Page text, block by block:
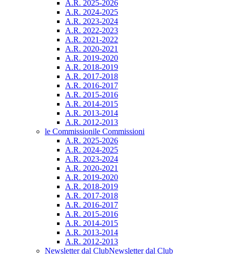
A.R. 2025-2026
A.R. 2024-2025
A.R. 2023-2024
A.R. 2022-2023
A.R. 2021-2022
A.R. 2020-2021
A.R. 2019-2020
A.R. 2018-2019
A.R. 2017-2018
A.R. 2016-2017
A.R. 2015-2016
A.R. 2014-2015
A.R. 2013-2014
A.R. 2012-2013
le Commissionile Commissioni
A.R. 2025-2026
A.R. 2024-2025
A.R. 2023-2024
A.R. 2020-2021
A.R. 2019-2020
A.R. 2018-2019
A.R. 2017-2018
A.R. 2016-2017
A.R. 2015-2016
A.R. 2014-2015
A.R. 2013-2014
A.R. 2012-2013
Newsletter dal ClubNewsletter dal Club